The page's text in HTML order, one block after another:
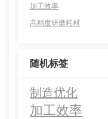
加工效率
高精度研磨耗材
随机标签
制造优化
加工效率